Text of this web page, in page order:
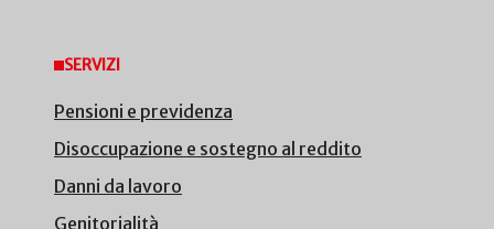
SERVIZI
Pensioni e previdenza
Disoccupazione e sostegno al reddito
Danni da lavoro
Genitorialità